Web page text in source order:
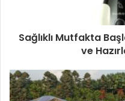
Sağlıklı Mutfakta
ve